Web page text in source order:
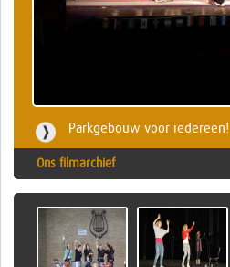
Parkgebouw voor iedereen!
Ons filmarchief